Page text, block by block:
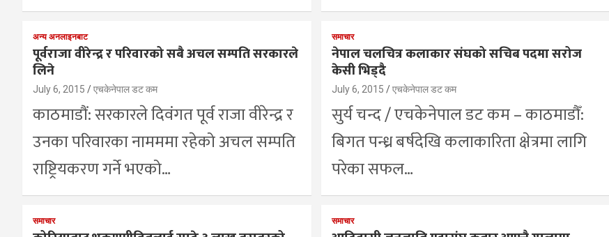
अन्य अनलाइनबाट
पूर्वराजा वीरेन्द्र र परिवारको सबै अचल सम्पति सरकारले
लिने
July 6, 2015 एचकेनेपाल डट कम
काठमाडौं: सरकारले दिवंगत पूर्व राजा वीरेन्द्र र
उनका परिवारका नामममा रहेको अचल सम्पति
राष्ट्रियकरण गर्ने भएको…
समाचार
नेपाल चलचित्र कलाकार संघको सचिब पदमा सरोज
केसी भिड्दै
July 6, 2015 एचकेनेपाल डट कम
सुर्य चन्द / एचकेनेपाल डट कम – काठमाडौँ:
बिगत पन्ध्र बर्षदेखि कलाकारिता क्षेत्रमा लागि
परेका सफल…
समाचार समाचार